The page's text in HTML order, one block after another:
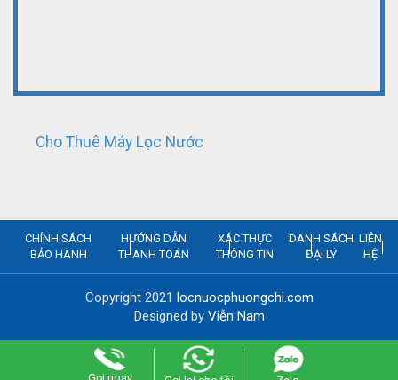
Cho Thuê Máy Lọc Nước
CHÍNH SÁCH
BẢO HÀNH
HƯỚNG DẪN
THANH TOÁN
XÁC THỰC
THÔNG TIN
DANH SÁCH
ĐẠI LÝ
LIÊN
HỆ
Copyright 2021 locnuocphuongchi.com
Designed by Viễn Nam
Gọi ngay